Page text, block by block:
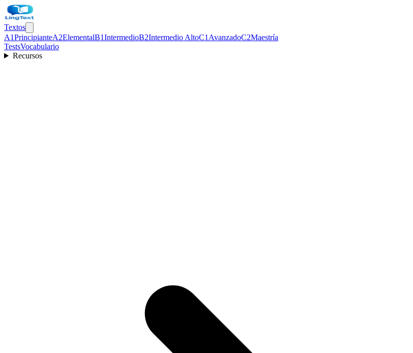
Textos
A1PrincipianteA2ElementalB1IntermedioB2Intermedio AltoC1 AvanzadoC2Maestría
TestsVocabulario
Recursos